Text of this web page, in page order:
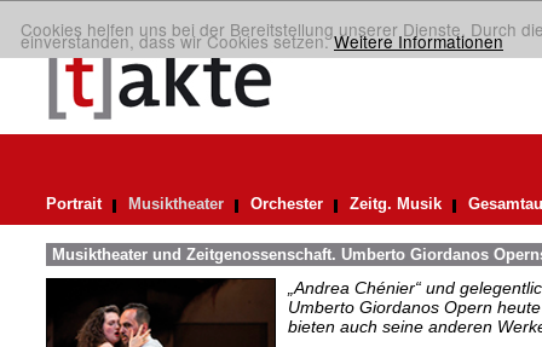
Cookies helfen uns bei der Bereitstellung unserer Dienste. Durch
einverstanden, dass wir Cookies setzen.Weitere Informationen
Portrait Musiktheater Orchester Zeitg. Musik
Musiktheater und Zeitgenossenschaft. Umberto Giordanos
„Andrea Chénier“ und
Umberto Giordanos Opern
bieten auch seine anderen